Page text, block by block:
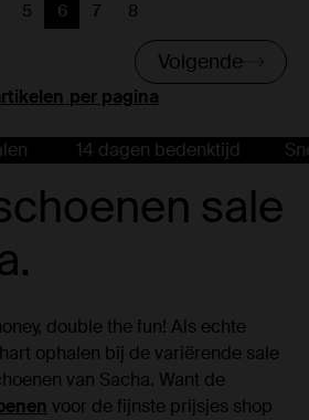
per pagina
Vorige
5
Huidige pagina
6
Vorige
7
Vorige
8
Volgende
14 dagen bedenktijd Snelle
sale
double the fun! Als echte
ophalen bij de variërende sale
van Sacha. Want de
voor de fijnste prijsjes shop